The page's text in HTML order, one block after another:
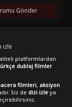
izlemek
yapımı
bir yolculuğa
İlk Şarkı" tam
Gönder
izle
platformlardan
dublaj filmler
filmleri, aksiyon
Siz de dizi izle ya